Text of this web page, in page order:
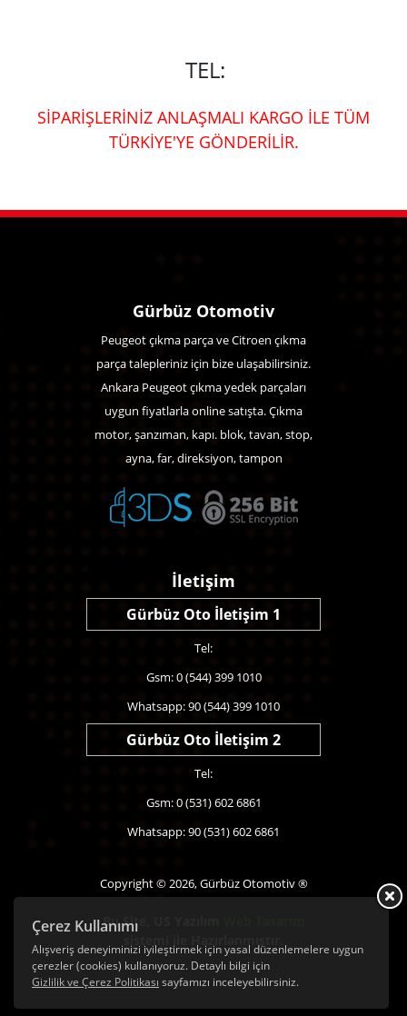
TEL:
SİPARİŞLERİNİZ ANLAŞMALI KARGO İLE TÜM
TÜRKİYE'YE GÖNDERİLİR.
Çerez Kullanımı
Alışveriş deneyiminizi iyileştirmek için yasal düzenlemelere uygun
çerezler (cookies) kullanıyoruz. Detaylı bilgi için
Gizlilik ve Çerez Politikası sayfamızı inceleyebilirsiniz.
Gürbüz Otomotiv
Peugeot çıkma parça ve Citroen çıkma
parça talepleriniz için bize ulaşabilirsiniz.
Ankara Peugeot çıkma yedek parçaları
uygun fiyatlarla online satışta. Çıkma
motor, şanzıman, kapı. blok, tavan, stop,
ayna, far, direksiyon, tampon
İletişim
Gürbüz Oto İletişim 1
Tel:
Gsm: 0 (544) 399 1010
Whatsapp: 90 (544) 399 1010
Gürbüz Oto İletişim 2
Tel:
Gsm: 0 (531) 602 6861
Whatsapp: 90 (531) 602 6861
Copyright © 2026, Gürbüz Otomotiv ®
Bu Site,